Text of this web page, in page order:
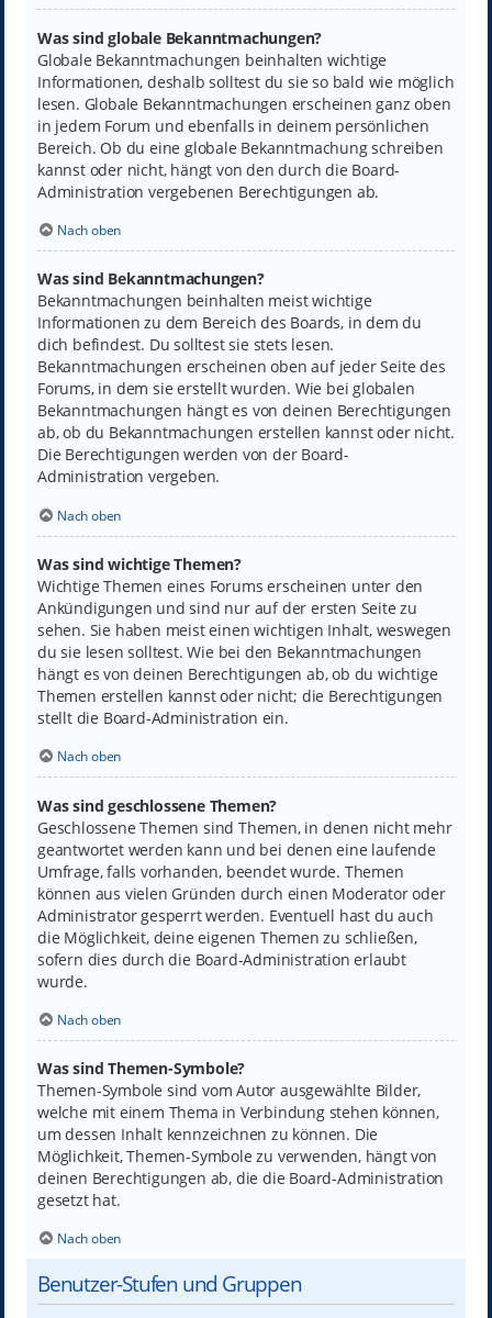
Was sind globale Bekanntmachungen?
Globale Bekanntmachungen beinhalten wichtige
Informationen, deshalb solltest du sie so bald wie möglich
lesen. Globale Bekanntmachungen erscheinen ganz oben
in jedem Forum und ebenfalls in deinem persönlichen
Bereich. Ob du eine globale Bekanntmachung schreiben
kannst oder nicht, hängt von den durch die Board-
Administration vergebenen Berechtigungen ab.
Nach oben
Was sind Bekanntmachungen?
Bekanntmachungen beinhalten meist wichtige
Informationen zu dem Bereich des Boards, in dem du
dich befindest. Du solltest sie stets lesen.
Bekanntmachungen erscheinen oben auf jeder Seite des
Forums, in dem sie erstellt wurden. Wie bei globalen
Bekanntmachungen hängt es von deinen Berechtigungen
ab, ob du Bekanntmachungen erstellen kannst oder nicht.
Die Berechtigungen werden von der Board-
Administration vergeben.
Nach oben
Was sind wichtige Themen?
Wichtige Themen eines Forums erscheinen unter den
Ankündigungen und sind nur auf der ersten Seite zu
sehen. Sie haben meist einen wichtigen Inhalt, weswegen
du sie lesen solltest. Wie bei den Bekanntmachungen
hängt es von deinen Berechtigungen ab, ob du wichtige
Themen erstellen kannst oder nicht; die Berechtigungen
stellt die Board-Administration ein.
Nach oben
Was sind geschlossene Themen?
Geschlossene Themen sind Themen, in denen nicht mehr
geantwortet werden kann und bei denen eine laufende
Umfrage, falls vorhanden, beendet wurde. Themen
können aus vielen Gründen durch einen Moderator oder
Administrator gesperrt werden. Eventuell hast du auch
die Möglichkeit, deine eigenen Themen zu schließen,
sofern dies durch die Board-Administration erlaubt
wurde.
Nach oben
Was sind Themen-Symbole?
Themen-Symbole sind vom Autor ausgewählte Bilder,
welche mit einem Thema in Verbindung stehen können,
um dessen Inhalt kennzeichnen zu können. Die
Möglichkeit, Themen-Symbole zu verwenden, hängt von
deinen Berechtigungen ab, die die Board-Administration
gesetzt hat.
Nach oben
Benutzer-Stufen und Gruppen